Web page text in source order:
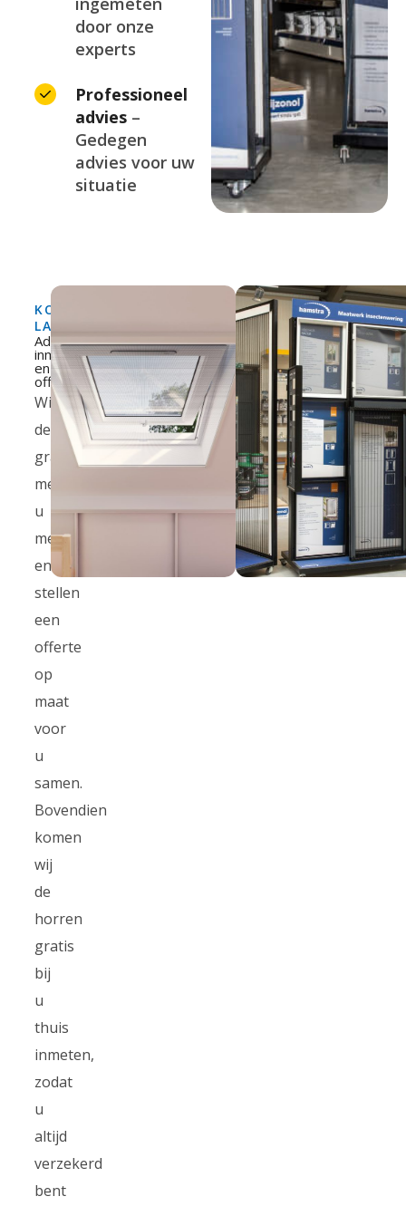
door onze
experts
Professioneel
advies –
Gedegen
advies voor uw
situatie
KOM
LANGS
Advies,
inmeten
en
offerte
Wij
denken
graag
met
u
mee
en
stellen
een
offerte
op
maat
voor
u
samen.
Bovendien
komen
wij
de
horren
gratis
bij
u
thuis
inmeten,
zodat
u
altijd
verzekerd
bent